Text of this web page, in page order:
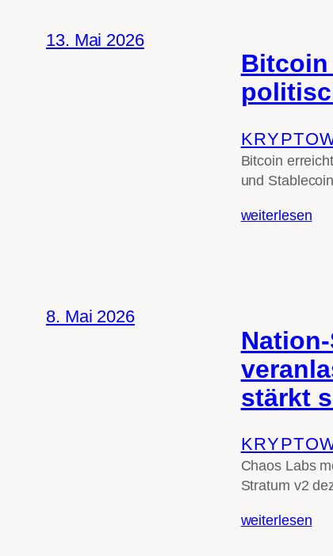
13. Mai 2026
Bitcoin
Bitcoin
und
weiterlesen
8. Mai 2026
stärkt
Chaos Labs
Stratum v2
weiterlesen